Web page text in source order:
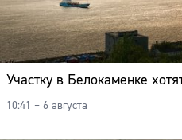
Участку в Белокаменке
10:41 – 6 августа